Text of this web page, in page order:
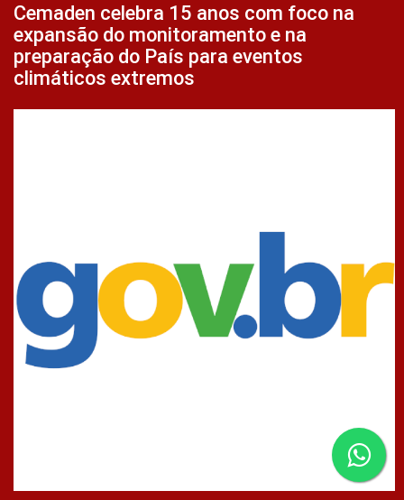
Cemaden celebra 15 anos com foco na
expansão do monitoramento e na
preparação do País para eventos
climáticos extremos